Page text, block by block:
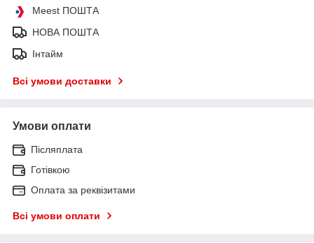
Meest ПОШТА
НОВА ПОШТА
Інтайм
Всі умови доставки
Умови оплати
Післяплата
Готівкою
Оплата за реквізитами
Всі умови оплати